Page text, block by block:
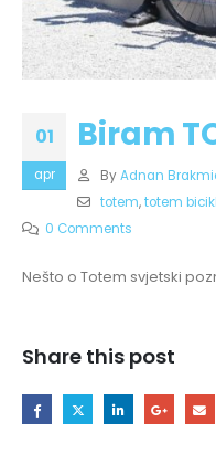
01
apr
Biram
By Adnan
totem,totem
0 Comments
Nešto o Totem svjetski
Share this post